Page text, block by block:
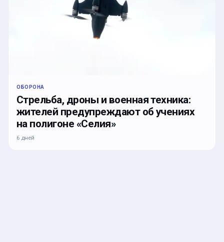
ОБОРОНА
Стрельба, дроны и военная техника:
жителей предупреждают об учениях
на полигоне «Селия»
6 дней